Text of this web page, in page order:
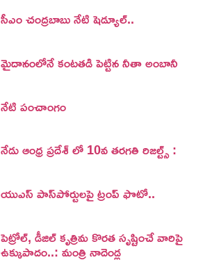
సీఎం చంద్రబాబు నేటి షెడ్యూల్..
మైదానంలోనే కంటతడి పెట్టిన నీతా అంబానీ
నేటి పంచాంగం
నేడు ఆంధ్ర ప్రదేశ్ లో 10వ తరగతి రిజల్ట్స్ :
యుఎస్ పాస్‌పోర్టులపై ట్రంప్‌ ఫొటో..
పెట్రోల్, డీజిల్ కృత్రిమ కొరత సృష్టించే వారిపై
ఉక్కుపాదం..: మంత్రి నాదెండ్ల